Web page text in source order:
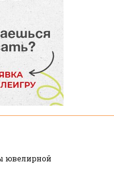
ювелирной